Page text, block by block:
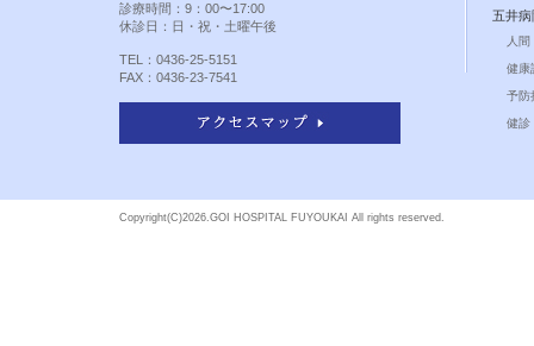
診療時間：9：00〜17:00
休診日：日・祝・土曜午後
TEL：0436-25-5151
FAX：0436-23-7541
五井
人
健康
予防
健診
Copyright(C)2026.GOI HOSPITAL FUYOUKAI All rights reserved.